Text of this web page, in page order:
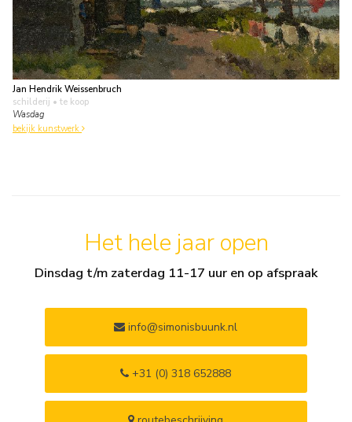
Jan Hendrik Weissenbruch
schilderij • te koop
Wasdag
bekijk kunstwerk
Het hele jaar open
Dinsdag t/m zaterdag 11-17 uur en op afspraak
info@simonisbuunk.nl
+31 (0) 318 652888